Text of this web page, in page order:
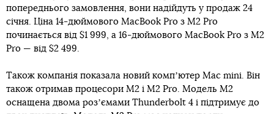
попереднього замовлення, вони надійдуть у продаж 24
січня. Ціна 14-дюймового MacBook Pro з M2 Pro
починається від $1 999, а 16-дюймового MacBook Pro з M2
Pro — від $2 499.
Також компанія показала новий компʼютер Mac mini. Він
також отримав процесори M2 і M2 Pro. Модель M2
оснащена двома розʼємами Thunderbolt 4 і підтримує до